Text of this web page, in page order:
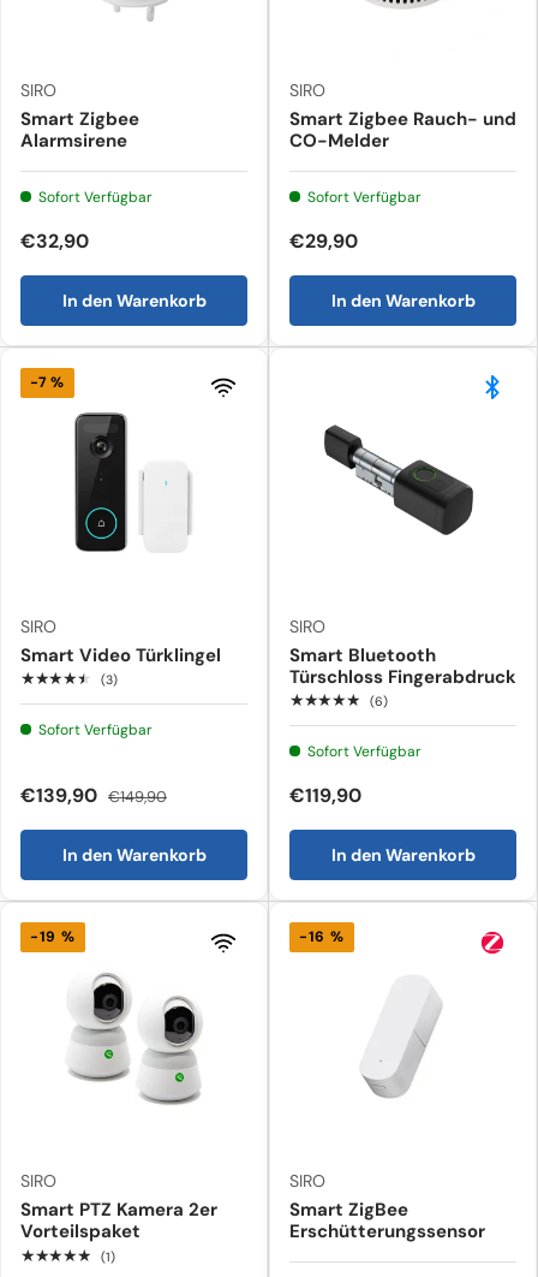
SIRO
Smart Zigbee
Alarmsirene
Sofort Verfügbar
€32,90
In den Warenkorb
SIRO
Smart Zigbee Rauch- und
CO-Melder
Sofort Verfügbar
€29,90
In den Warenkorb
-7 %
SIRO
Smart Video Türklingel
★★★★★ (3)
Sofort Verfügbar
€139,90 €149,90
In den Warenkorb
SIRO
Smart Bluetooth
Türschloss Fingerabdruck
★★★★★ (6)
Sofort Verfügbar
€119,90
In den Warenkorb
-19 %
SIRO
Smart PTZ Kamera 2er
Vorteilspaket
★★★★★ (1)
-16 %
SIRO
Smart ZigBee
Erschütterungssensor